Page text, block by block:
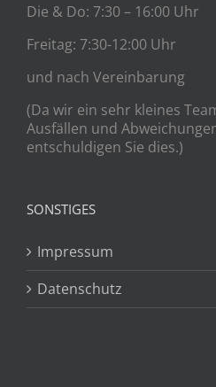
Die & Do: 7:30 – 16:00 Uhr
Freitag: 7:30-12:00 Uhr
und nach Vereinbarung
(Da wir ein sehr kleines
Ausfällen und
entschuldigen Sie dies.)
SONSTIGES
Impressum
Datenschutz